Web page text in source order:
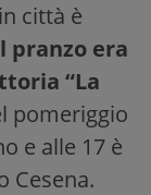
città è
pranzo era
“La
pomeriggio
e alle 17 è
Cesena.